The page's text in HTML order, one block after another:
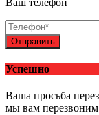
Отправить
Успешно
Ваша просьба
мы вам